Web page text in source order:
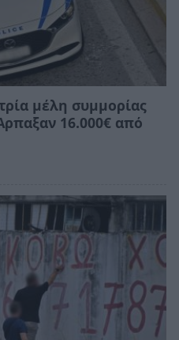
μέλη συμμορίας
16.000€ από